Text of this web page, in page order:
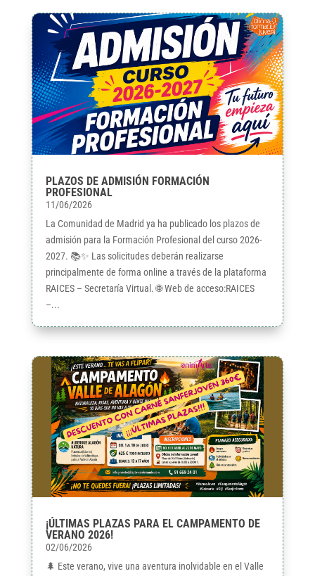
PLAZOS DE ADMISIÓN FORMACIÓN
PROFESIONAL
11/06/2026
La Comunidad de Madrid ya ha publicado los plazos de
admisión para la Formación Profesional del curso 2026-
2027. 📚✨ Las solicitudes deberán realizarse
principalmente de forma online a través de la plataforma
RAICES – Secretaría Virtual. 🌐 Web de acceso:RAICES
–...
¡ÚLTIMAS PLAZAS PARA EL CAMPAMENTO DE
VERANO 2026!
02/06/2026
🌲 Este verano, vive una aventura inolvidable en el Valle